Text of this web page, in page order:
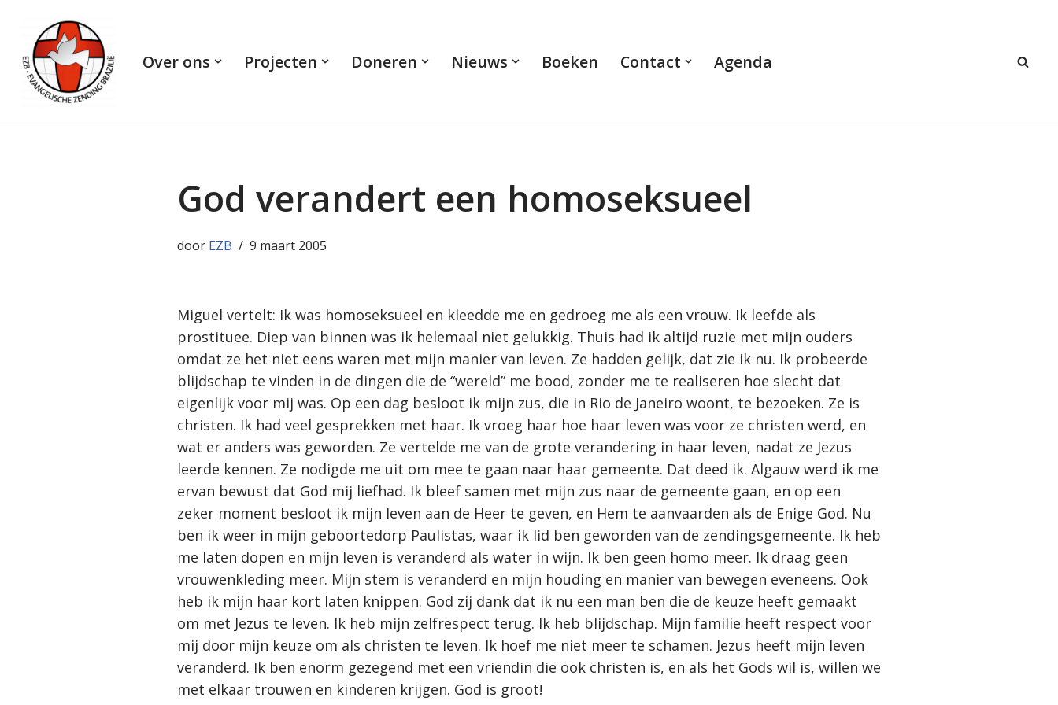
naar
Over ons Projecten Doneren Nieuws Boeken Contact Agenda
God verandert een homoseksueel
door EZB 9 maart 2005
Miguel vertelt: Ik was homoseksueel en kleedde me en gedroeg me als een vrouw. Ik leefde als
prostituee. Diep van binnen was ik helemaal niet gelukkig. Thuis had ik altijd ruzie met mijn ouders
omdat ze het niet eens waren met mijn manier van leven. Ze hadden gelijk, dat zie ik nu. Ik probeerde
blijdschap te vinden in de dingen die de “wereld” me bood, zonder me te realiseren hoe slecht dat
eigenlijk voor mij was. Op een dag besloot ik mijn zus, die in Rio de Janeiro woont, te bezoeken. Ze is
christen. Ik had veel gesprekken met haar. Ik vroeg haar hoe haar leven was voor ze christen werd, en
wat er anders was geworden. Ze vertelde me van de grote verandering in haar leven, nadat ze Jezus
leerde kennen. Ze nodigde me uit om mee te gaan naar haar gemeente. Dat deed ik. Algauw werd ik me
ervan bewust dat God mij liefhad. Ik bleef samen met mijn zus naar de gemeente gaan, en op een
zeker moment besloot ik mijn leven aan de Heer te geven, en Hem te aanvaarden als de Enige God. Nu
ben ik weer in mijn geboortedorp Paulistas, waar ik lid ben geworden van de zendingsgemeente. Ik heb
me laten dopen en mijn leven is veranderd als water in wijn. Ik ben geen homo meer. Ik draag geen
vrouwenkleding meer. Mijn stem is veranderd en mijn houding en manier van bewegen eveneens. Ook
heb ik mijn haar kort laten knippen. God zij dank dat ik nu een man ben die de keuze heeft gemaakt
om met Jezus te leven. Ik heb mijn zelfrespect terug. Ik heb blijdschap. Mijn familie heeft respect voor
mij door mijn keuze om als christen te leven. Ik hoef me niet meer te schamen. Jezus heeft mijn leven
veranderd. Ik ben enorm gezegend met een vriendin die ook christen is, en als het Gods wil is, willen we
met elkaar trouwen en kinderen krijgen. God is groot!